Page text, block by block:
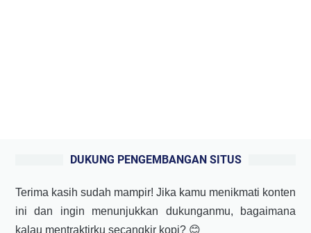
DUKUNG PENGEMBANGAN SITUS
Terima kasih sudah mampir! Jika kamu menikmati konten
ini dan ingin menunjukkan dukunganmu, bagaimana
kalau mentraktirku secangkir kopi? 😊